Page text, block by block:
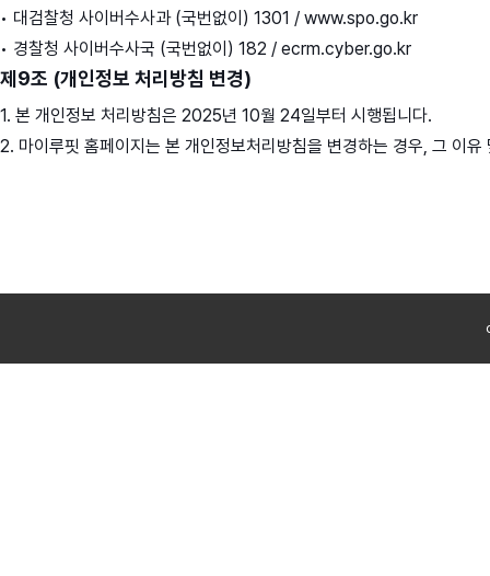
• 대검찰청 사이버수사과 (국번없이) 1301 / www.spo.go.kr
• 경찰청 사이버수사국 (국번없이) 182 / ecrm.cyber.go.kr
제9조 (개인정보 처리방침 변경)
1. 본 개인정보 처리방침은 2025년 10월 24일부터 시행됩니다.
2. 마이루핏 홈페이지는 본 개인정보처리방침을 변경하는 경우, 그 이